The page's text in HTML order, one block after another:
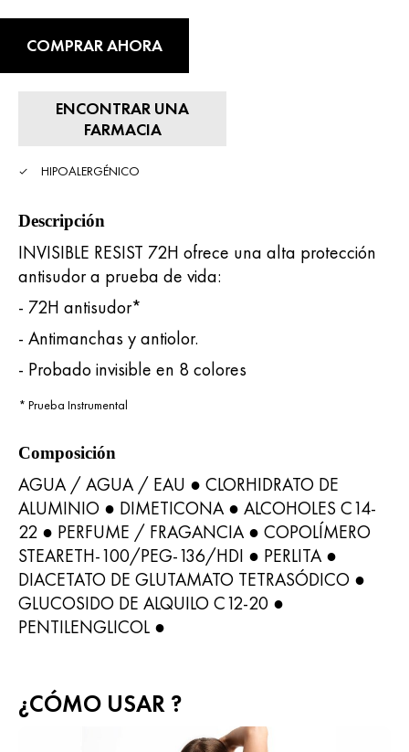
COMPRAR AHORA
ENCONTRAR UNA
FARMACIA
HIPOALERGÉNICO
Descripción
INVISIBLE RESIST 72H ofrece una alta protección
antisudor a prueba de vida:
- 72H antisudor*
- Antimanchas y antiolor.
- Probado invisible en 8 colores
* Prueba Instrumental
Composición
AGUA / AGUA / EAU ● CLORHIDRATO DE
ALUMINIO ● DIMETICONA ● ALCOHOLES C14-
22 ● PERFUME / FRAGANCIA ● COPOLÍMERO
STEARETH-100/PEG-136/HDI ● PERLITA ●
DIACETATO DE GLUTAMATO TETRASÓDICO ●
GLUCOSIDO DE ALQUILO C12-20 ●
PENTILENGLICOL ●
¿CÓMO USAR ?